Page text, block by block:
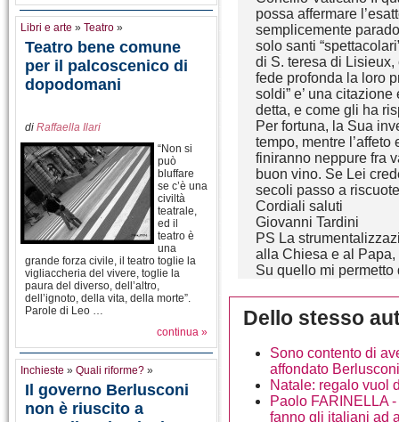
Libri e arte » Teatro »
Teatro bene comune
per il palcoscenico di
dopodomani
di Raffaella Ilari
“Non si
può
bluffare
se c’è una
civiltà
teatrale,
ed il
teatro è
una
grande forza civile, il teatro toglie la
vigliaccheria del vivere, toglie la
paura del diverso, dell’altro,
dell’ignoto, della vita, della morte”.
Parole di Leo …
continua »
Inchieste » Quali riforme? »
Il governo Berlusconi
non è riuscito a
possa affermare
semplicemente
solo santi
di S. teresa di Lisieux,
fede profonda la loro
soldi” e’ una
detta, e come gli ha
Per fortuna, la Sua
tempo, mentre
finiranno neppure fra
buon vino. Se Lei
secoli passo a
Cordiali saluti
Giovanni Tardini
PS La
alla Chiesa e al
Su quello mi
Dello stesso
Sono contento di
affondato Berlusconi
Natale: regalo vuol
Paolo FARINELLA
fanno gli italiani ad